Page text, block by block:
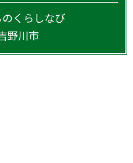
くらしなび
野川市